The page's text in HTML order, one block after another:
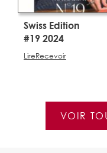
Swiss Edition
#19 2024
LireRecevoir
VOIR